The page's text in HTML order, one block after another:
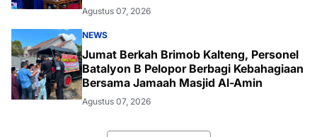
Agustus 07, 2026
NEWS
Jumat Berkah Brimob Kalteng, Personel
Batalyon B Pelopor Berbagi Kebahagiaan
Bersama Jamaah Masjid Al-Amin
Agustus 07, 2026